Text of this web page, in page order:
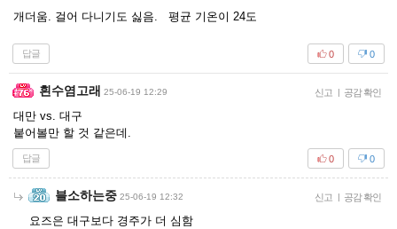
개더움. 걸어 다니기도 싫음. 평균 기온이 24도
답글 0
0
흰수염고래 25-06-19 12:29 신고 | 공감 확인
대만 vs. 대구
붙어볼만 할 것 같은데.
답글 0
0
블소하는중 25-06-19 12:32 신고 | 공감 확인
요즈은 대구보다 경주가 더 심함